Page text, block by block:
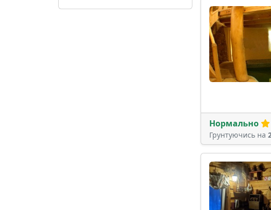
Нормально
Грунтуючись на